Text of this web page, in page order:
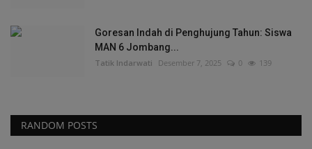
Goresan Indah di Penghujung Tahun: Siswa
MAN 6 Jombang...
Tatik Indarwati Desember 7, 2025 0 139
RANDOM POSTS